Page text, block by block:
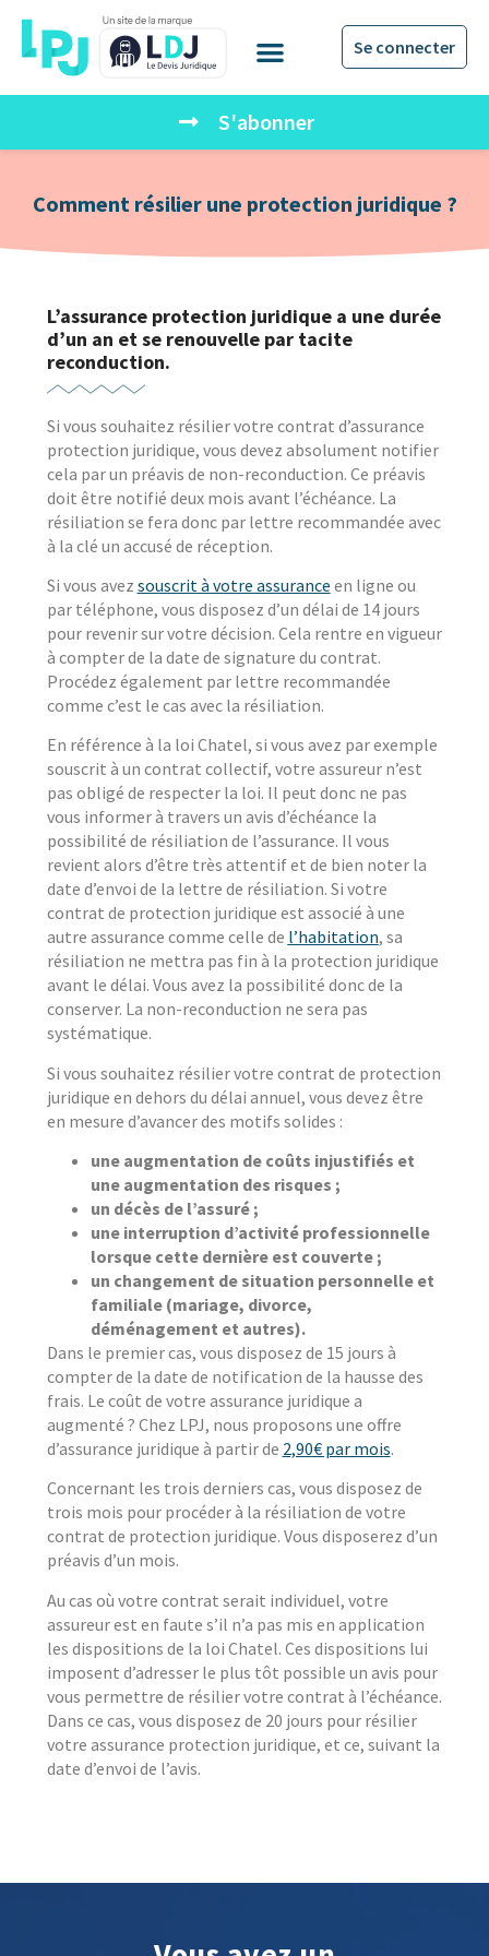
Se connecter
S'abonner
Comment résilier une protection juridique ?
L’assurance protection juridique a une durée
d’un an et se renouvelle par tacite
reconduction.
Si vous souhaitez résilier votre contrat d’assurance
protection juridique, vous devez absolument notifier
cela par un préavis de non-reconduction. Ce préavis
doit être notifié deux mois avant l’échéance. La
résiliation se fera donc par lettre recommandée avec
à la clé un accusé de réception.
Si vous avez souscrit à votre assurance en ligne ou
par téléphone, vous disposez d’un délai de 14 jours
pour revenir sur votre décision. Cela rentre en vigueur
à compter de la date de signature du contrat.
Procédez également par lettre recommandée
comme c’est le cas avec la résiliation.
En référence à la loi Chatel, si vous avez par exemple
souscrit à un contrat collectif, votre assureur n’est
pas obligé de respecter la loi. Il peut donc ne pas
vous informer à travers un avis d’échéance la
possibilité de résiliation de l’assurance. Il vous
revient alors d’être très attentif et de bien noter la
date d’envoi de la lettre de résiliation. Si votre
contrat de protection juridique est associé à une
autre assurance comme celle de l’habitation, sa
résiliation ne mettra pas fin à la protection juridique
avant le délai. Vous avez la possibilité donc de la
conserver. La non-reconduction ne sera pas
systématique.
Si vous souhaitez résilier votre contrat de protection
juridique en dehors du délai annuel, vous devez être
en mesure d’avancer des motifs solides :
une augmentation de coûts injustifiés et
une augmentation des risques ;
un décès de l’assuré ;
une interruption d’activité professionnelle
lorsque cette dernière est couverte ;
un changement de situation personnelle et
familiale (mariage, divorce,
déménagement et autres).
Dans le premier cas, vous disposez de 15 jours à
compter de la date de notification de la hausse des
frais. Le coût de votre assurance juridique a
augmenté ? Chez LPJ, nous proposons une offre
d’assurance juridique à partir de 2,90€ par mois.
Concernant les trois derniers cas, vous disposez de
trois mois pour procéder à la résiliation de votre
contrat de protection juridique. Vous disposerez d’un
préavis d’un mois.
Au cas où votre contrat serait individuel, votre
assureur est en faute s’il n’a pas mis en application
les dispositions de la loi Chatel. Ces dispositions lui
imposent d’adresser le plus tôt possible un avis pour
vous permettre de résilier votre contrat à l’échéance.
Dans ce cas, vous disposez de 20 jours pour résilier
votre assurance protection juridique, et ce, suivant la
date d’envoi de l’avis.